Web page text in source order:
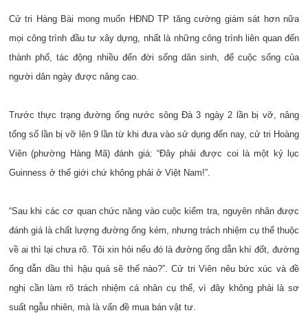
Cử tri Hàng Bài mong muốn HĐND TP tăng cường giám sát hơn nữa
mọi công trình đầu tư xây dựng, nhất là những công trình liên quan đến
thành phố, tác động nhiều đến đời sống dân sinh, để cuộc sống của
người dân ngày được nâng cao.
Trước thực trạng đường ống nước sông Đà 3 ngày 2 lần bị vỡ, nâng
tổng số lần bị vỡ lên 9 lần từ khi đưa vào sử dụng đến nay, cử tri Hoàng
Viên (phường Hàng Mã) đánh giá: “Đây phải được coi là một kỷ lục
Guinness ở thế giới chứ không phải ở Việt Nam!”.
“Sau khi các cơ quan chức năng vào cuộc kiểm tra, nguyên nhân được
đánh giá là chất lượng đường ống kém, nhưng trách nhiệm cụ thể thuộc
về ai thì lại chưa rõ. Tôi xin hỏi nếu đó là đường ống dẫn khí đốt, đường
ống dẫn dầu thì hậu quả sẽ thế nào?”. Cử tri Viên nêu bức xúc và đề
nghị cần làm rõ trách nhiệm cá nhân cụ thể, vì đây không phải là sơ
suất ngẫu nhiên, mà là vấn đề mua bán vật tư.